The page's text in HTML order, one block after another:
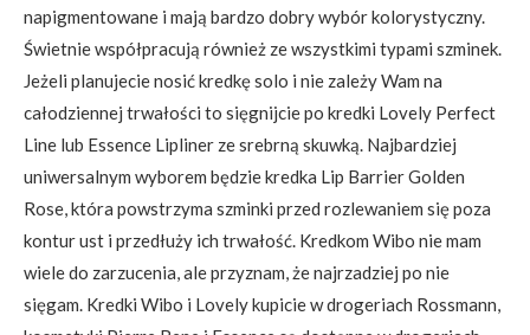
napigmentowane i mają bardzo dobry wybór kolorystyczny.
Świetnie współpracują również ze wszystkimi typami szminek.
Jeżeli planujecie nosić kredkę solo i nie zależy Wam na
całodziennej trwałości to sięgnijcie po kredki Lovely Perfect
Line lub Essence Lipliner ze srebrną skuwką. Najbardziej
uniwersalnym wyborem będzie kredka Lip Barrier Golden
Rose, która powstrzyma szminki przed rozlewaniem się poza
kontur ust i przedłuży ich trwałość. Kredkom Wibo nie mam
wiele do zarzucenia, ale przyznam, że najrzadziej po nie
sięgam. Kredki Wibo i Lovely kupicie w drogeriach Rossmann,